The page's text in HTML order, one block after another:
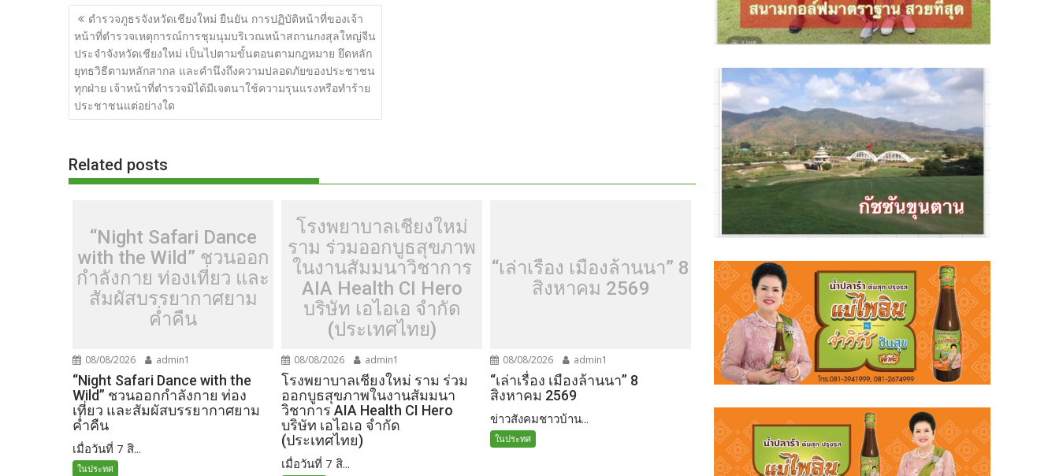
e
b
o
o
k
itt
er
d
di
t
e g
g
er
m
bl
r
er
e
st
p
y
Li
n
k
ar
e
แนะแนว
เรื่อง
ตำรวจภูธรจังหวัดเชียงใหม่ ยืนยัน การปฏิบัติหน้าที่ของเจ้า
หน้าที่ตำรวจเหตุการณ์การชุมนุมบริเวณหน้าสถานกงสุลใหญ่จีน
ประจำจังหวัดเชียงใหม่ เป็นไปตามขั้นตอนตามกฎหมาย ยึดหลัก
ยุทธวิธีตามหลักสากล และคำนึงถึงความปลอดภัยของประชาชน
ทุกฝ่าย เจ้าหน้าที่ตำรวจมิได้มีเจตนาใช้ความรุนแรงหรือทำร้าย
ประชาชนแต่อย่างใด
Related posts
“Night Safari Dance
with the Wild” ชวนออก
กำลังกาย ท่องเที่ยว และ
สัมผัสบรรยากาศยาม
ค่ำคืน
08/08/2026 admin1
“Night Safari Dance with the
Wild” ชวนออกกำลังกาย ท่อง
เที่ยว และสัมผัสบรรยากาศยาม
ค่ำคืน
เมื่อวันที่ 7 สิ...
ในประทศ
โรงพยาบาลเชียงใหม่
ราม ร่วมออกบูธสุขภาพ
ในงานสัมมนาวิชาการ
AIA Health CI Hero
บริษัท เอไอเอ จำกัด
(ประเทศไทย)
08/08/2026 admin1
โรงพยาบาลเชียงใหม่ ราม ร่วม
ออกบูธสุขภาพในงานสัมมนา
วิชาการ AIA Health CI Hero
บริษัท เอไอเอ จำกัด
(ประเทศไทย)
เมื่อวันที่ 7 สิ...
“เล่าเรื่อง เมืองล้านนา” 8
สิงหาคม 2569
08/08/2026 admin1
“เล่าเรื่อง เมืองล้านนา” 8
สิงหาคม 2569
ข่าวสังคมชาวบ้าน...
ในประทศ